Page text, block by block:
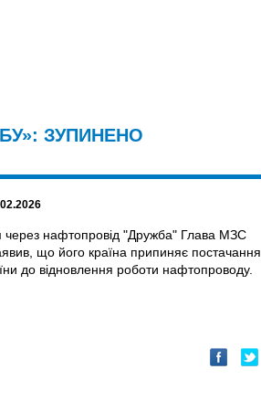
ЗУПИНЕНО
через нафтопровід "Дружба" Глава МЗС
що його країна припиняє постачання
до відновлення роботи нафтопроводу.